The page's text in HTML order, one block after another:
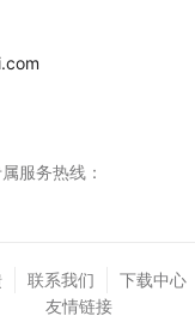
服务热线：
联系我们 下载中心
友情链接